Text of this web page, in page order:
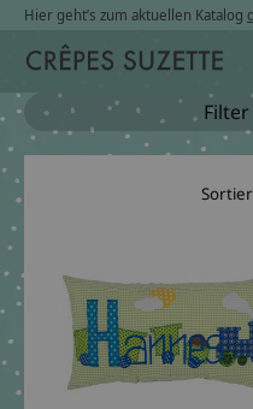
Hier geht’s zum aktuellen Katalog